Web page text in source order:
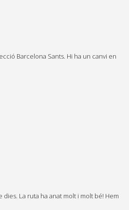
Barcelona Sants. Hi ha un canvi en
dies. La ruta ha anat molt i molt bé! Hem